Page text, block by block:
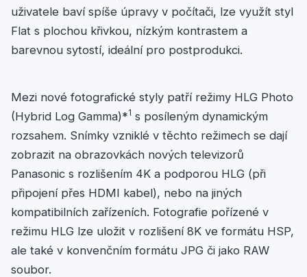
uživatele baví spíše úpravy v počítači, lze využít styl
Flat s plochou křivkou, nízkým kontrastem a
barevnou sytostí, ideální pro postprodukci.
Mezi nové fotografické styly patří režimy HLG Photo
(Hybrid Log Gamma)*1 s posíleným dynamickým
rozsahem. Snímky vzniklé v těchto režimech se dají
zobrazit na obrazovkách nových televizorů
Panasonic s rozlišením 4K a podporou HLG (při
připojení přes HDMI kabel), nebo na jiných
kompatibilních zařízeních. Fotografie pořízené v
režimu HLG lze uložit v rozlišení 8K ve formátu HSP,
ale také v konvenčním formátu JPG či jako RAW
soubor.